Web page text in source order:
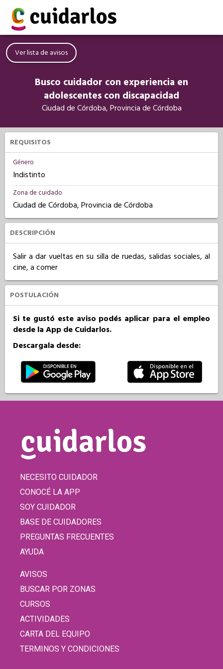
Ver lista de avisos
Busco cuidador con experiencia en
adolescentes con discapacidad
Ciudad de Córdoba, Provincia de Córdoba
REQUISITOS
Género
Indistinto
Zona de cuidado
Ciudad de Córdoba, Provincia de Córdoba
DESCRIPCIÓN
Salir a dar vueltas en su silla de ruedas, salidas sociales, al
cine, a comer
POSTULACIÓN
Si te gustó este aviso podés aplicar para el empleo
desde la App de Cuidarlos.
Descargala desde:
NECESITO CUIDADOR
CONOCÉ LA APP
SOY CUIDADOR
BASE DE CUIDADORES
PREGUNTAS FRECUENTES
AYUDA
AVISOS
BUSCAR POR ZONAS
CURSOS
ACTIVIDADES
CARTA DEL EQUIPO
TERMINOS Y CONDICIONES